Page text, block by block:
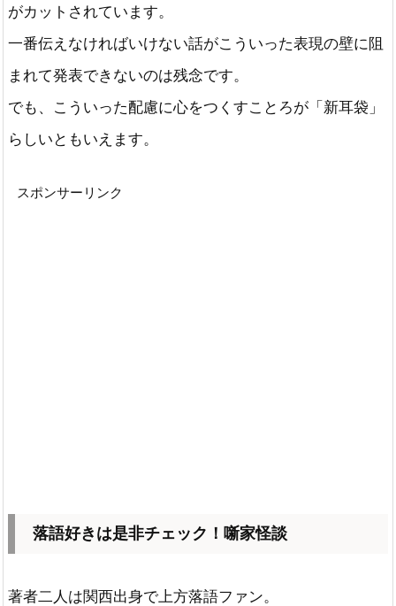
がカットされています。
一番伝えなければいけない話がこういった表現の壁に阻
まれて発表できないのは残念です。
でも、こういった配慮に心をつくすことろが「新耳袋」
らしいともいえます。
スポンサーリンク
落語好きは是非チェック！噺家怪談
著者二人は関西出身で上方落語ファン。